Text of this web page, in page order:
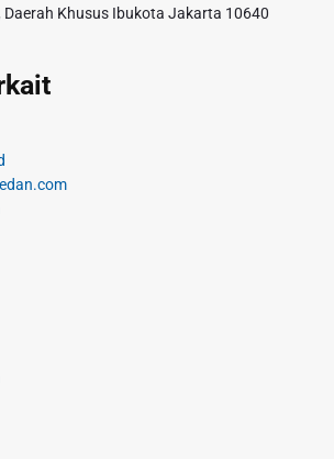
Khusus Ibukota Jakarta 10640